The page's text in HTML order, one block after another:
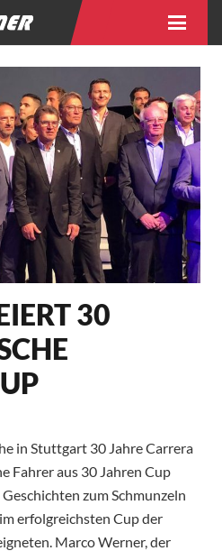
30
in Stuttgart 30 Jahre Carrera
Fahrer aus 30 Jahren Cup
zum Schmunzeln
erfolgreichsten Cup der
Marco Werner, der